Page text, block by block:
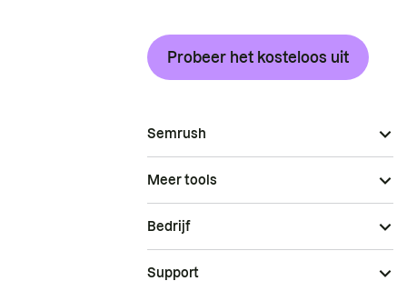
Probeer het kosteloos uit
Semrush
Meer tools
Bedrijf
Support